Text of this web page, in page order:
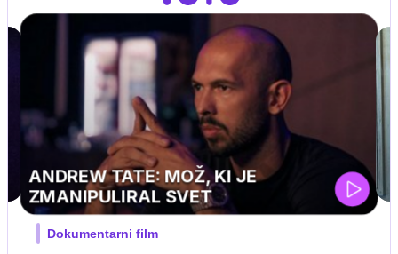
MOJ PRIJATELJ PINGVIN
Film meseca / družinski, pustolovski